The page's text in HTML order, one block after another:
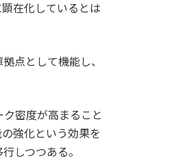
在化しているとは
点として機能し、
密度が高まること
強化という効果を
しつつある。